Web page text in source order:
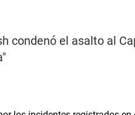
condenó el asalto al